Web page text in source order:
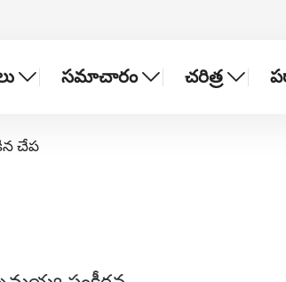
సమాచారం చరిత్ర
చేప